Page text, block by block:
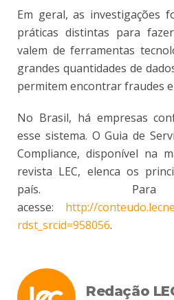
Em geral, as investigações
práticas distintas para
valem de ferramentas
grandes quantidades de
permitem encontrar fraudes
No Brasil, há empresas
esse sistema. O Guia de
Compliance, disponível na
revista LEC, elenca os
país. Para
acesse: http://
rdst_srcid=958056.
Redação